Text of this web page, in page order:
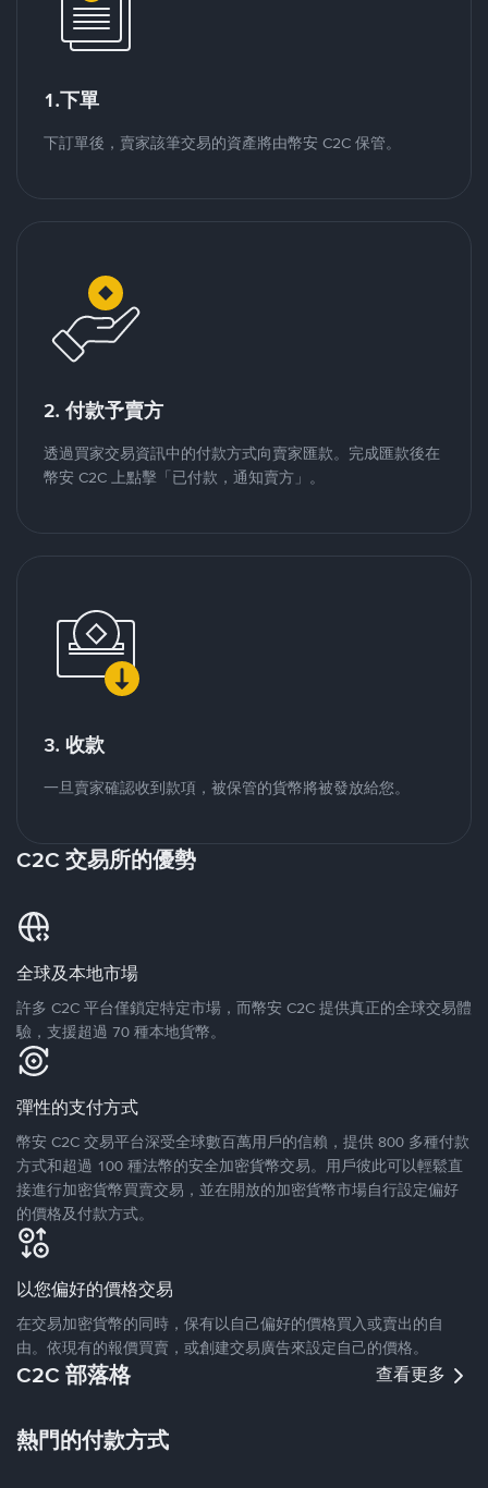
1.下單
下訂單後，賣家該筆交易的資產將由幣安 C2C 保管。
2. 付款予賣方
透過買家交易資訊中的付款方式向賣家匯款。完成匯款後在
幣安 C2C 上點擊「已付款，通知賣方」。
3. 收款
一旦賣家確認收到款項，被保管的貨幣將被發放給您。
C2C 交易所的優勢
全球及本地市場
許多 C2C 平台僅鎖定特定市場，而幣安 C2C 提供真正的全球交易體
驗，支援超過 70 種本地貨幣。
彈性的支付方式
幣安 C2C 交易平台深受全球數百萬用戶的信賴，提供 800 多種付款
方式和超過 100 種法幣的安全加密貨幣交易。用戶彼此可以輕鬆直
接進行加密貨幣買賣交易，並在開放的加密貨幣市場自行設定偏好
的價格及付款方式。
以您偏好的價格交易
在交易加密貨幣的同時，保有以自己偏好的價格買入或賣出的自
由。依現有的報價買賣，或創建交易廣告來設定自己的價格。
C2C 部落格 查看更多
熱門的付款方式